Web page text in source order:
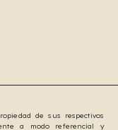
de sus respectivos
a modo referencial y